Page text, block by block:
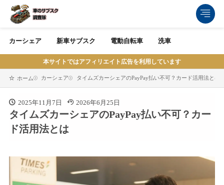
カーシェア 新車サブスク 電動自転車 洗車
本サイトではアフィリエイト広告を利用しています
ホーム カーシェア タイムズカーシェアのPayPay払い不可？カード活用法とは
2025年11月7日 2026年6月25日
タイムズカーシェアのPayPay払い不可？カー
ド活用法とは